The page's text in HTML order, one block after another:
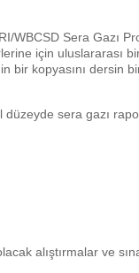
WBCSD Sera Gazı
için uluslararası
bir kopyasını dersin
düzeyde sera gazı
alıştırmalar ve